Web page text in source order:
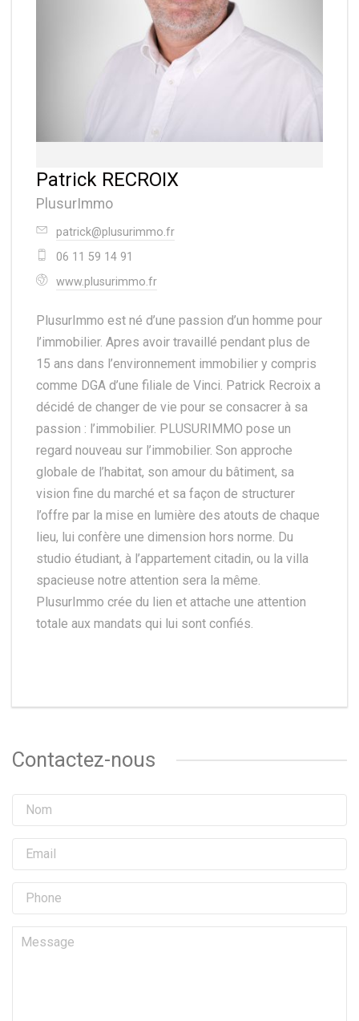
Patrick RECROIX
PlusurImmo
patrick@plusurimmo.fr
06 11 59 14 91
www.plusurimmo.fr
PlusurImmo est né d’une passion d’un homme pour
l’immobilier. Apres avoir travaillé pendant plus de
15 ans dans l’environnement immobilier y compris
comme DGA d’une filiale de Vinci. Patrick Recroix a
décidé de changer de vie pour se consacrer à sa
passion : l’immobilier. PLUSURIMMO pose un
regard nouveau sur l’immobilier. Son approche
globale de l’habitat, son amour du bâtiment, sa
vision fine du marché et sa façon de structurer
l’offre par la mise en lumière des atouts de chaque
lieu, lui confère une dimension hors norme. Du
studio étudiant, à l’appartement citadin, ou la villa
spacieuse notre attention sera la même.
PlusurImmo crée du lien et attache une attention
totale aux mandats qui lui sont confiés.
Contactez-nous